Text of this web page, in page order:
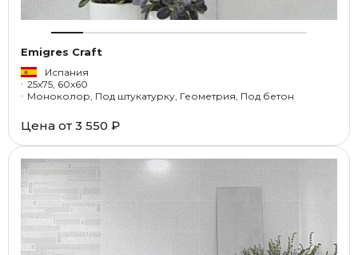
Emigres Craft
Испания
25x75, 60x60
Моноколор, Под штукатурку, Геометрия, Под бетон
Цена от 3 550 ₽